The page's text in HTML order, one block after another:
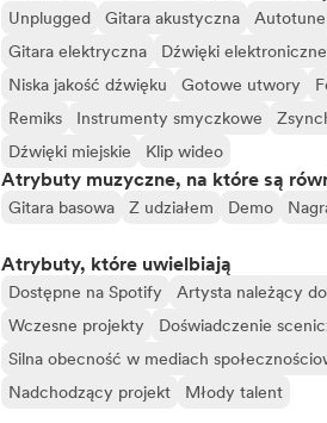
Unplugged Gitara akustyczna Autotune
Gitara elektryczna
Dźwięki elektroniczne
Niska jakość dźwięku
Gotowe utwory
Remiks
Instrumenty smyczkowe
Dźwięki miejskie
Klip wideo
Atrybuty muzyczne, na które są
Gitara basowa Z udziałem Demo
Atrybuty, które uwielbiają
Dostępne na Spotify Artysta należący
Wczesne projekty
Doświadczenie
Silna obecność w mediach
Nadchodzący projekt
Młody talent